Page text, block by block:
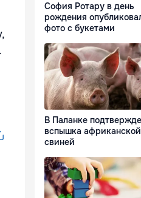
София Ротару в день
рождения
фото с букетами
В Паланке
вспышка
свиней